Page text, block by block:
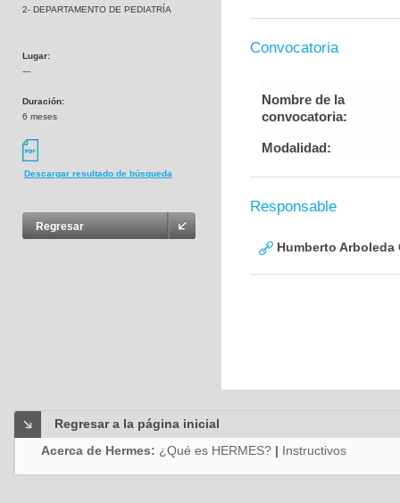
2- DEPARTAMENTO DE PEDIATRÍA
Lugar:
---
Duración:
6 meses
Descargar resultado de búsqueda
Regresar
Convocatoria
Nombre de la
convocatoria:
Modalidad:
Responsable
Humberto Arboleda
Regresar a la página inicial
Acerca de Hermes: ¿Qué es HERMES? | Instructivos